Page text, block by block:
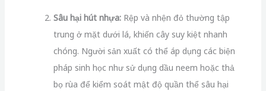
Sâu hại hút nhựa:Rệp và nhện đỏ thường tập
trung ở mặt dưới lá, khiến cây suy kiệt nhanh
chóng. Người sản xuất có thể áp dụng các biện
pháp sinh học như sử dụng dầu neem hoặc thả
bọ rùa để kiểm soát mật độ quần thể sâu hại